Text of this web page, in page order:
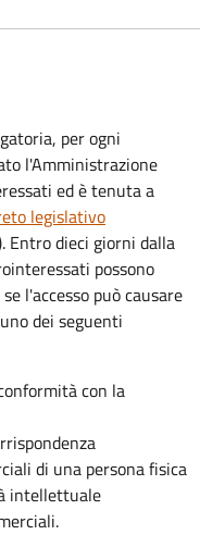
per ogni
l'Amministrazione
ed è tenuta a
legislativo
Entro dieci giorni dalla
possono
l'accesso può causare
dei seguenti
con la
di una persona fisica
intellettuale